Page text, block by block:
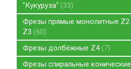
"Кукуруза" 33
Фрезы прямые монолитные Z2
Z3 60
Фрезы долбёжные Z4 7
Фрезы спиральные конические